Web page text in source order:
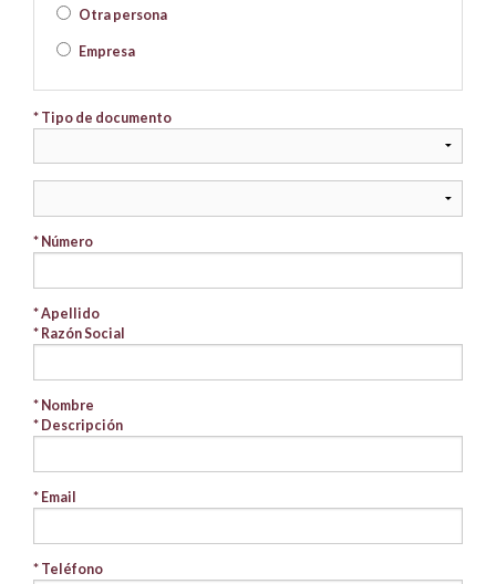
Otra persona
Empresa
* Tipo de documento
* Número
* Apellido
* Razón Social
* Nombre
* Descripción
* Email
* Teléfono